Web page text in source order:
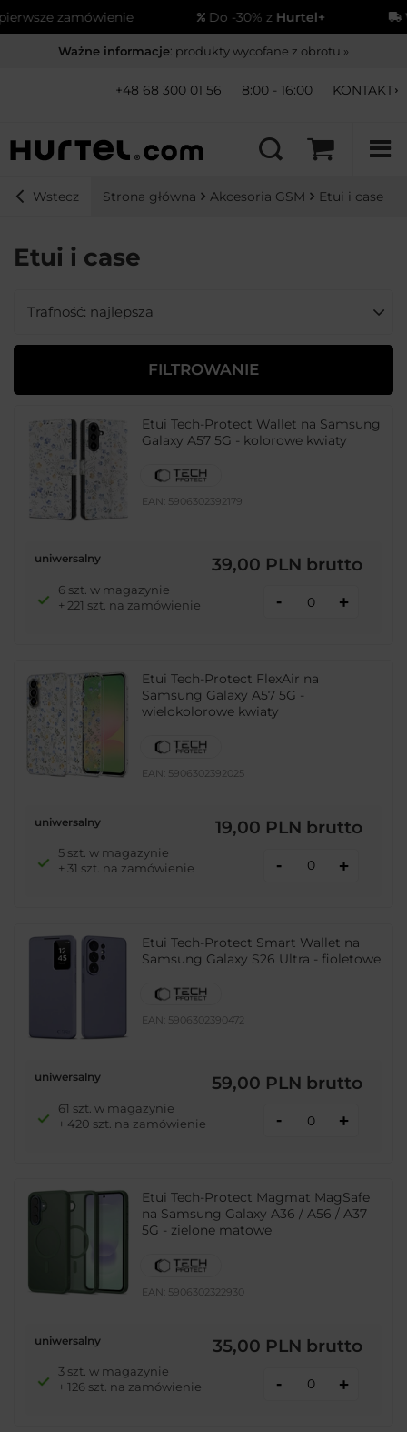
zamówienie Do -30% zHurtel+
Ważne informacje: produkty wycofane z obrotu »
+48 68 300 01 56 8:00 - 16:00 KONTAKT
Wstecz Strona główna Akcesoria GSM Etui i case
Etui i case
Zmień sortowanie
Trafność: najlepsza
FILTROWANIE
Etui Tech-Protect Wallet na Samsung
Galaxy A57 5G - kolorowe kwiaty
EAN: 5906302392179
uniwersalny 39,00 PLN brutto
6 szt. w magazynie
+ 221 szt. na zamówienie
- +
Etui Tech-Protect FlexAir na
Samsung Galaxy A57 5G -
wielokolorowe kwiaty
EAN: 5906302392025
uniwersalny 19,00 PLN brutto
5 szt. w magazynie
+ 31 szt. na zamówienie
- +
Etui Tech-Protect Smart Wallet na
Samsung Galaxy S26 Ultra - fioletowe
EAN: 5906302390472
uniwersalny 59,00 PLN brutto
61 szt. w magazynie
+ 420 szt. na zamówienie
- +
Etui Tech-Protect Magmat MagSafe
na Samsung Galaxy A36 / A56 / A37
5G - zielone matowe
EAN: 5906302322930
uniwersalny 35,00 PLN brutto
3 szt. w magazynie
+ 126 szt. na zamówienie
- +